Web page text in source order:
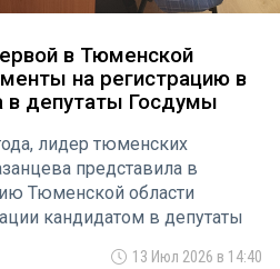
в Тюменской
на регистрацию в
в депутаты Госдумы
лидер тюменских
представила в
Тюменской области
кандидатом в депутаты
13 Июл 2026 в 14:40